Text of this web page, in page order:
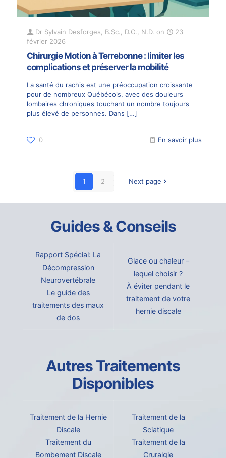
Dr Sylvain Desforges, B.Sc., D.O., N.D. on
23
février 2026
Chirurgie Motion à Terrebonne : limiter les
complications et préserver la mobilité
La santé du rachis est une préoccupation croissante
pour de nombreux Québécois, avec des douleurs
lombaires chroniques touchant un nombre toujours
plus élevé de personnes. Dans […]
0 En savoir plus
1 2 Next page
Guides & Conseils
Rapport Spécial: La
Décompression
Neurovertébrale
Le guide des
traitements des maux
de dos
Glace ou chaleur –
lequel choisir ?
À éviter pendant le
traitement de votre
hernie discale
Autres Traitements
Disponibles
Traitement de la Hernie
Discale
Traitement du
Bombement Discale
Traitement de la
Sciatique
Traitement de la
Cruralgie